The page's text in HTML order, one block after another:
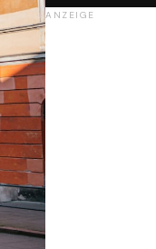
ANZEIGE